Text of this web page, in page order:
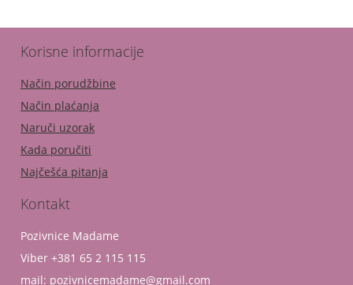
Korisne informacije
Način porudžbine
Način plaćanja
Naruči uzorak
Kada poručiti
Najčešća pitanja
Kontakt
Pozivnice Madame
Viber +381 65 2 115 115
mail: pozivnicemadame@gmail.com